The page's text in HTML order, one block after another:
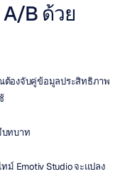
B ด้วย
องจับคู่ข้อมูลประสิทธิภาพ
บทบาท
ม์ Emotiv Studio จะแปลง